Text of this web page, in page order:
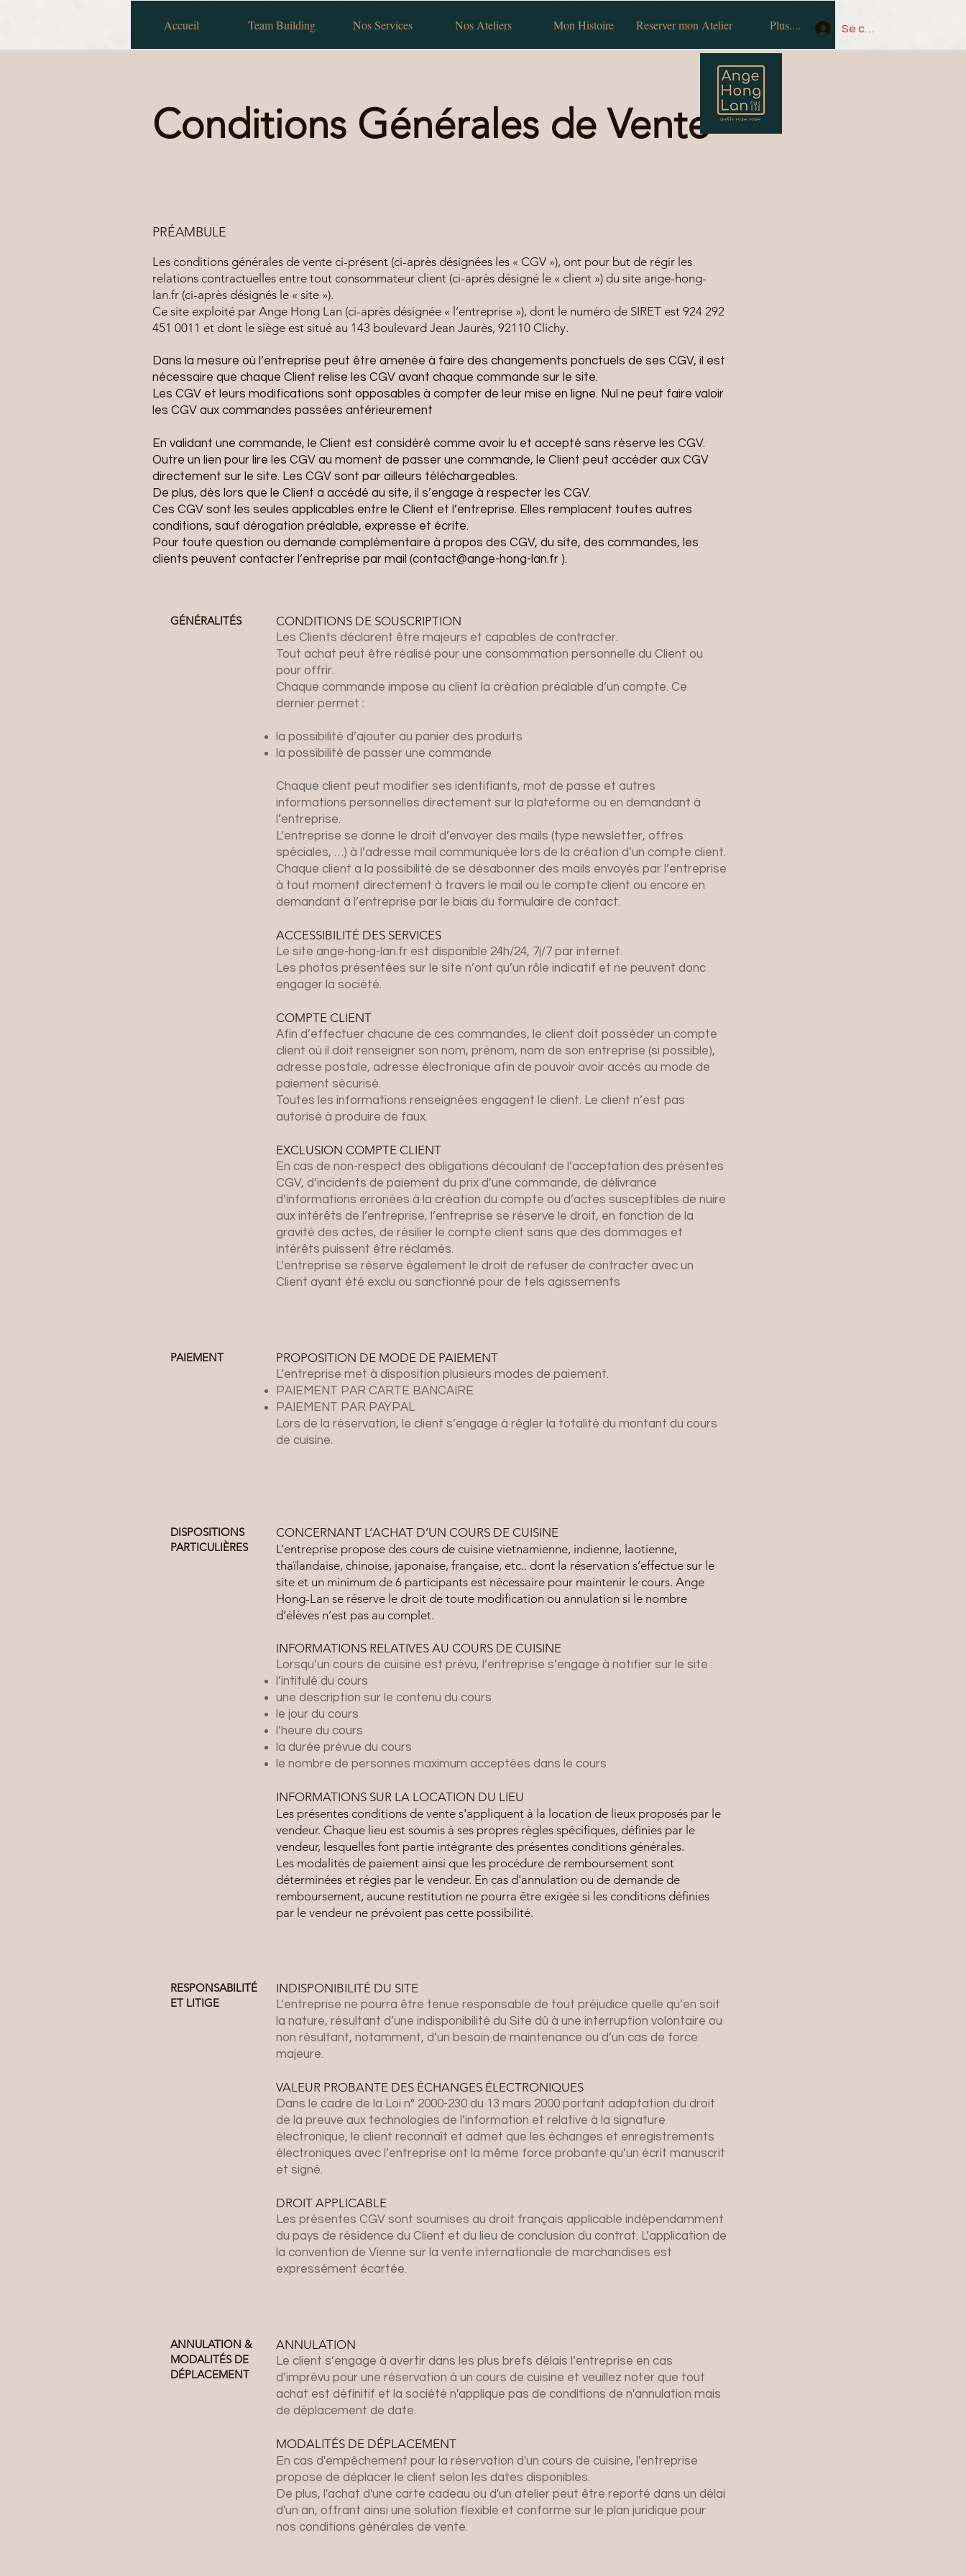
Se connecter
Accueil Team Building Nos Services Nos Ateliers Mon Histoire Reserver mon Atelier Plus....
Conditions Générales de Vente
PRÉAMBULE
Les conditions générales de vente ci-présent (ci-après désignées les « CGV »), ont pour but de régir les
relations contractuelles entre tout consommateur client (ci-après désigné le « client ») du site ange-hong-
lan.fr (ci-après désignés le « site »).
Ce site exploité par Ange Hong Lan (ci-après désignée « l’entreprise »), dont le numéro de SIRET est 924 292
451 0011 et dont le siège est situé au 143 boulevard Jean Jaurès, 92110 Clichy.
Dans la mesure où l’entreprise peut être amenée à faire des changements ponctuels de ses CGV, il est
nécessaire que chaque Client relise les CGV avant chaque commande sur le site.
Les CGV et leurs modifications sont opposables à compter de leur mise en ligne. Nul ne peut faire valoir
les CGV aux commandes passées antérieurement
En validant une commande, le Client est considéré comme avoir lu et accepté sans réserve les CGV.
Outre un lien pour lire les CGV au moment de passer une commande, le Client peut accéder aux CGV
directement sur le site. Les CGV sont par ailleurs téléchargeables.
De plus, dès lors que le Client a accédé au site, il s’engage à respecter les CGV.
Ces CGV sont les seules applicables entre le Client et l’entreprise. Elles remplacent toutes autres
conditions, sauf dérogation préalable, expresse et écrite.
Pour toute question ou demande complémentaire à propos des CGV, du site, des commandes, les
clients peuvent contacter l’entreprise par mail (contact@ange-hong-lan.fr ).
GÉNÉRALITÉS CONDITIONS DE SOUSCRIPTION
Les Clients déclarent être majeurs et capables de contracter.
Tout achat peut être réalisé pour une consommation personnelle du Client ou
pour offrir.
Chaque commande impose au client la création préalable d’un compte. Ce
dernier permet :
la possibilité d’ajouter au panier des produits
la possibilité de passer une commande
Chaque client peut modifier ses identifiants, mot de passe et autres
informations personnelles directement sur la plateforme ou en demandant à
l’entreprise.
L’entreprise se donne le droit d’envoyer des mails (type newsletter, offres
spéciales, …) à l’adresse mail communiquée lors de la création d’un compte client.
Chaque client a la possibilité de se désabonner des mails envoyés par l’entreprise
à tout moment directement à travers le mail ou le compte client ou encore en
demandant à l’entreprise par le biais du formulaire de contact.
ACCESSIBILITÉ DES SERVICES
Le site ange-hong-lan.fr est disponible 24h/24, 7j/7 par internet.
Les photos présentées sur le site n’ont qu’un rôle indicatif et ne peuvent donc
engager la société.
COMPTE CLIENT
Afin d’effectuer chacune de ces commandes, le client doit posséder un compte
client où il doit renseigner son nom, prénom, nom de son entreprise (si possible),
adresse postale, adresse électronique afin de pouvoir avoir accès au mode de
paiement sécurisé.
Toutes les informations renseignées engagent le client. Le client n’est pas
autorisé à produire de faux.
EXCLUSION COMPTE CLIENT
En cas de non-respect des obligations découlant de l’acceptation des présentes
CGV, d’incidents de paiement du prix d’une commande, de délivrance
d’informations erronées à la création du compte ou d’actes susceptibles de nuire
aux intérêts de l’entreprise, l’entreprise se réserve le droit, en fonction de la
gravité des actes, de résilier le compte client sans que des dommages et
intérêts puissent être réclamés.
L’entreprise se réserve également le droit de refuser de contracter avec un
Client ayant été exclu ou sanctionné pour de tels agissements
PAIEMENT PROPOSITION DE MODE DE PAIEMENT
L’entreprise met à disposition plusieurs modes de paiement.
PAIEMENT PAR CARTE BANCAIRE
PAIEMENT PAR PAYPAL
Lors de la réservation, le client s’engage à régler la totalité du montant du cours
de cuisine.
DISPOSITIONS
PARTICULIÈRES
CONCERNANT L’ACHAT D’UN COURS DE CUISINE
L’entreprise propose des cours de cuisine vietnamienne, indienne, laotienne,
thaïlandaise, chinoise, japonaise, française, etc.. dont la réservation s’effectue sur le
site et un minimum de 6 participants est nécessaire pour maintenir le cours. Ange
Hong-Lan se réserve le droit de toute modification ou annulation si le nombre
d’élèves n’est pas au complet.
INFORMATIONS RELATIVES AU COURS DE CUISINE
Lorsqu’un cours de cuisine est prévu, l’entreprise s’engage à notifier sur le site :
l’intitulé du cours
une description sur le contenu du cours
le jour du cours
l’heure du cours
la durée prévue du cours
le nombre de personnes maximum acceptées dans le cours
INFORMATIONS SUR LA LOCATION DU LIEU
Les présentes conditions de vente s'appliquent à la location de lieux proposés par le
vendeur. Chaque lieu est soumis à ses propres règles spécifiques, définies par le
vendeur, lesquelles font partie intégrante des présentes conditions générales.
Les modalités de paiement ainsi que les procédure de remboursement sont
déterminées et régies par le vendeur. En cas d'annulation ou de demande de
remboursement, aucune restitution ne pourra être exigée si les conditions définies
par le vendeur ne prévoient pas cette possibilité.
RESPONSABILITÉ
ET LITIGE
INDISPONIBILITÉ DU SITE
L’entreprise ne pourra être tenue responsable de tout préjudice quelle qu’en soit
la nature, résultant d’une indisponibilité du Site dû à une interruption volontaire ou
non résultant, notamment, d’un besoin de maintenance ou d’un cas de force
majeure.
VALEUR PROBANTE DES ÉCHANGES ÉLECTRONIQUES
Dans le cadre de la Loi n° 2000-230 du 13 mars 2000 portant adaptation du droit
de la preuve aux technologies de l’information et relative à la signature
électronique, le client reconnaît et admet que les échanges et enregistrements
électroniques avec l’entreprise ont la même force probante qu’un écrit manuscrit
et signé.
DROIT APPLICABLE
Les présentes CGV sont soumises au droit français applicable indépendamment
du pays de résidence du Client et du lieu de conclusion du contrat. L’application de
la convention de Vienne sur la vente internationale de marchandises est
expressément écartée.
ANNULATION &
MODALITÉS DE
DÉPLACEMENT
ANNULATION
Le client s’engage à avertir dans les plus brefs délais l’entreprise en cas
d’imprévu pour une réservation à un cours de cuisine et veuillez noter que tout
achat est définitif et la société n'applique pas de conditions de n'annulation mais
de déplacement de date.
MODALITÉS DE DÉPLACEMENT
En cas d'empêchement pour la réservation d'un cours de cuisine, l'entreprise
propose de déplacer le client selon les dates disponibles.
De plus, l'achat d'une carte cadeau ou d'un atelier peut être reporté dans un délai
d'un an, offrant ainsi une solution flexible et conforme sur le plan juridique pour
nos conditions générales de vente.